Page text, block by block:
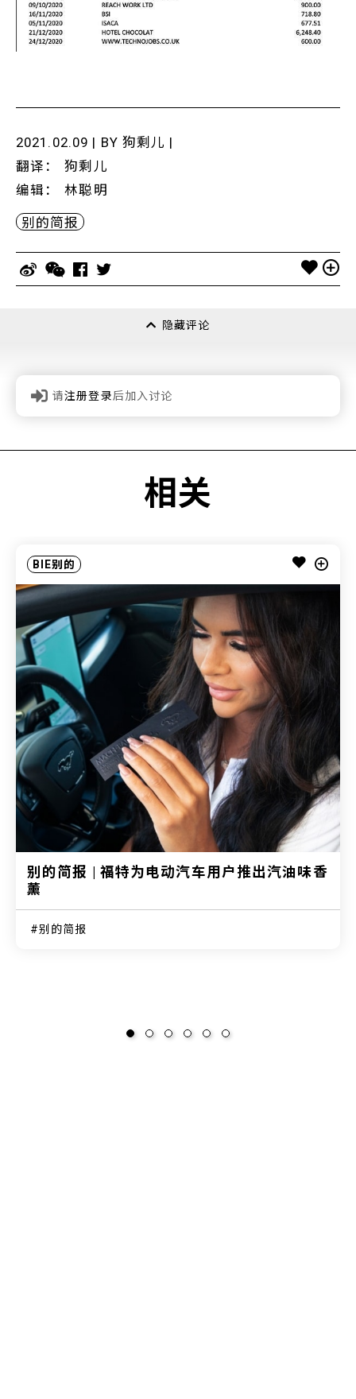
2021.02.09 | BY 狗剩儿 |
翻译 ：
狗剩儿
编辑 ： 林聪明
别的简报
隐藏评论
请注册登录后加入讨论
相关
BIE别的
别的简报 | 福特为电动汽车用户推出汽油味香
薰
别的简报